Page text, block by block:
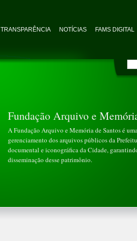
TRANSPARÊNCIA NOTÍCIAS FAMS DIGITAL
Fundação Arquivo e
A Fundação Arquivo e Memória de Santos é
gerenciamento dos arquivos públicos da
documental e iconográfica da Cidade,
disseminação desse patrimônio.